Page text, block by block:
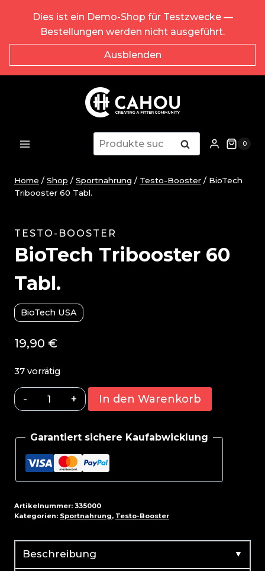
Dies ist ein Demo-Shop für Testzwecke —
Bestellungen werden nicht ausgeführt.
Ausblenden
Suche
nach:
Suche 0
Home / Shop / Sportnahrung / Testo-Booster / BioTech
Tribooster 60 Tabl.
TESTO-BOOSTER
BioTech Tribooster 60
Tabl.
BioTech USA
19,90 €
37 vorrätig
BioTech
Tribooster
Tabl.
Menge
In den Warenkorb
Garantiert sichere Kaufabwicklung
Artikelnummer: 335000
Kategorien: Sportnahrung, Testo-Booster
Beschreibung ▼